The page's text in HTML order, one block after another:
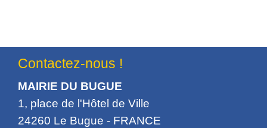
Contactez-nous !
MAIRIE DU BUGUE
1, place de l'Hôtel de Ville
24260 Le Bugue - FRANCE